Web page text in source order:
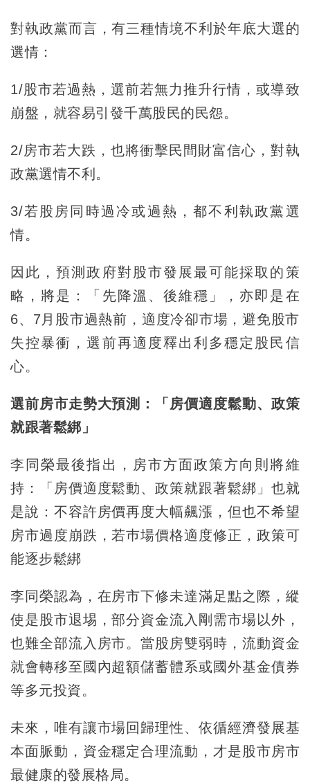
對執政黨而言，有三種情境不利於年底大選的
選情：
1/股市若過熱，選前若無力推升行情，或導致
崩盤，就容易引發千萬股民的民怨。
2/房市若大跌，也將衝擊民間財富信心，對執
政黨選情不利。
3/若股房同時過冷或過熱，都不利執政黨選
情。
因此，預測政府對股市發展最可能採取的策
略，將是：「先降溫、後維穩」，亦即是在
6、7月股市過熱前，適度冷卻市場，避免股市
失控暴衝，選前再適度釋出利多穩定股民信
心。
選前房市走勢大預測：「房價適度鬆動、政策
就跟著鬆綁」
李同榮最後指出，房市方面政策方向則將維
持：「房價適度鬆動、政策就跟著鬆綁」也就
是說：不容許房價再度大幅飆漲，但也不希望
房市過度崩跌，若巿場價格適度修正，政策可
能逐步鬆綁
李同榮認為，在房市下修未達滿足點之際，縱
使是股市退埸，部分資金流入剛需市場以外，
也難全部流入房市。當股房雙弱時，流動資金
就會轉移至國內超額儲蓄體系或國外基金債券
等多元投資。
未來，唯有讓市場回歸理性、依循經濟發展基
本面脈動，資金穩定合理流動，才是股市房市
最健康的發展格局。